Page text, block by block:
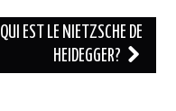
QUI EST LE NIETZSCHE DE
HEIDEGGER?